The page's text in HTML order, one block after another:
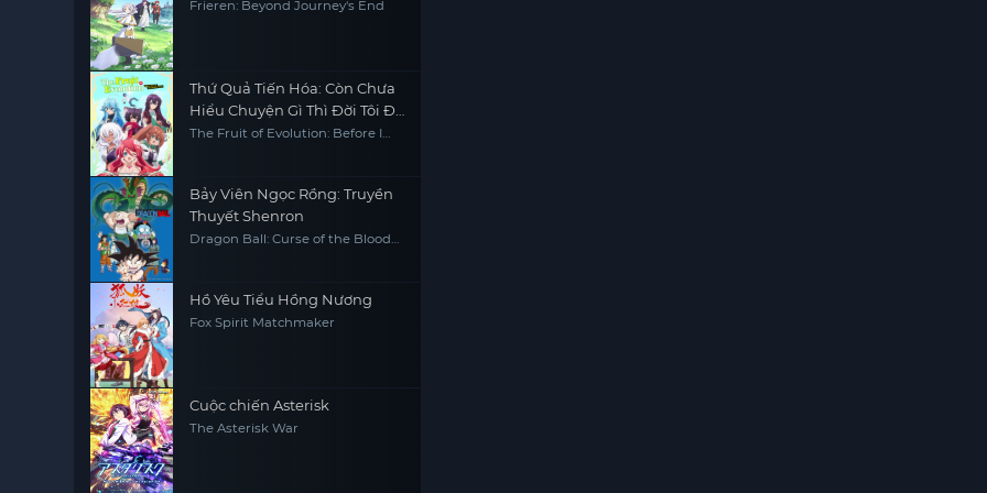
Frieren: Beyond Journey's End
Thứ Quả Tiến Hóa: Còn Chưa
Hiểu Chuyện Gì Thì Đời Tôi Đã
Trở Nên Vô Đối
The Fruit of Evolution: Before I
Bảy Viên Ngọc Rồng: Truyền
Thuyết Shenron
Dragon Ball: Curse of the Blood
Hồ Yêu Tiểu Hồng Nương
Fox Spirit Matchmaker
Cuộc chiến Asterisk
The Asterisk War